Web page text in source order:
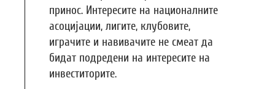
принос. Интересите на националните
асоцијации, лигите, клубовите,
играчите и навивачите не смеат да
бидат подредени на интересите на
инвеститорите.